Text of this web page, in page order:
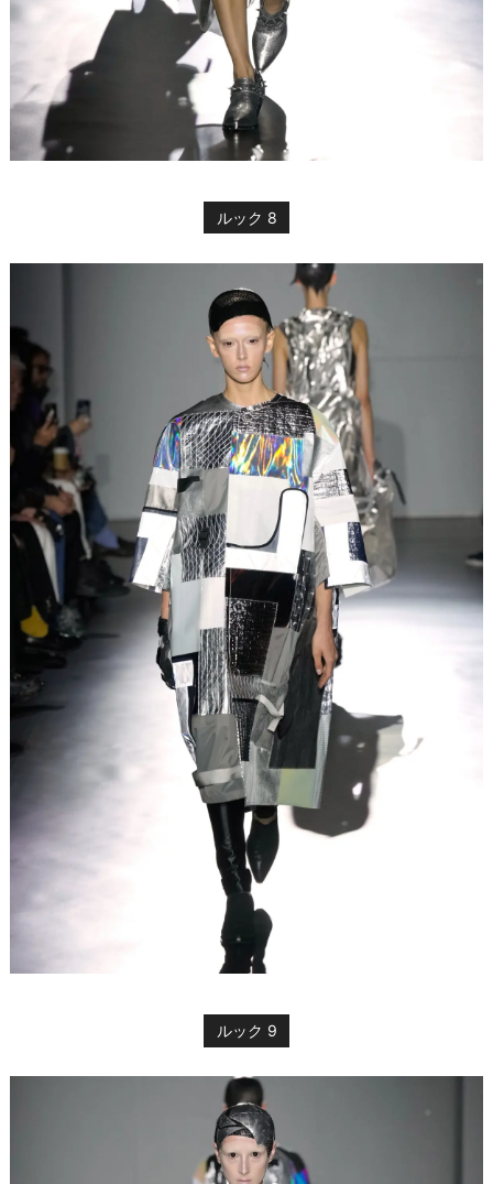
ルック 8
ルック 9